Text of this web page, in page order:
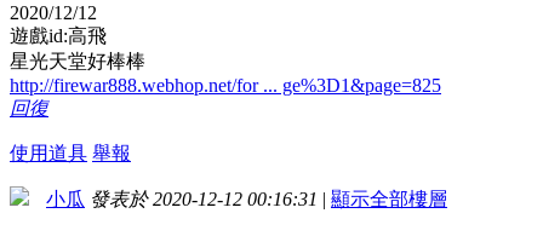
2020/12/12
遊戲id:高飛
星光天堂好棒棒
http://firewar888.webhop.net/for ... ge%3D1&page=825
回復
使用道具 舉報
小瓜 發表於 2020-12-12 00:16:31 | 顯示全部樓層